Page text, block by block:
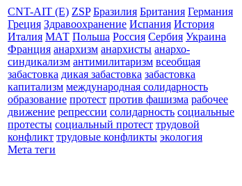
CNT-AIT (E) ZSP Бразилия Британия Германия
Греция Здравоохранение Испания История
Италия МАТ Польша Россия Сербия Украина
Франция анархизм анархисты анархо-
синдикализм антимилитаризм всеобщая
забастовка дикая забастовка забастовка
капитализм международная солидарность
образование протест против фашизма рабочее
движение репрессии солидарность социальные
протесты социальный протест трудовой
конфликт трудовые конфликты экология
Мета теги